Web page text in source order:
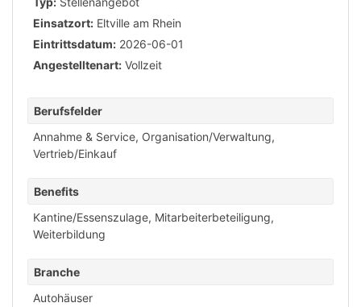
Einsatzort: Eltville am Rhein
Eintrittsdatum: 2026-06-01
Angestelltenart: Vollzeit
Berufsfelder
Annahme & Service, Organisation/Verwaltung,
Vertrieb/Einkauf
Benefits
Kantine/Essenszulage, Mitarbeiterbeteiligung,
Weiterbildung
Branche
Autohäuser